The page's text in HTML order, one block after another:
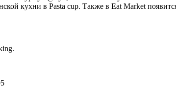
кухни в Pasta cup. Также в Eat Market